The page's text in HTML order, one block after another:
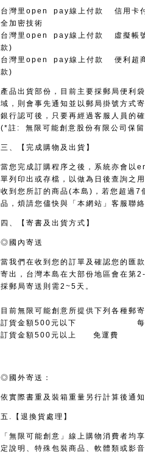
台灣里open pay線上付款 信用卡
全加密技術
台灣里open pay線上付款 虛擬帳
款)
台灣里open pay線上付款 便利超
款)
產品出貨部份，目前主要採郵局便利
域，則會事先通知並以郵局掛號方式
銀行認可後，只要再經過客服人員的
(*註: 無限可能創意股份有限公司保
三、【完成購物及出貨】
當您完成訂購程序之後，系統亦會以
單列印出或存檔，以做為日後查詢之
收到您所訂的商品(本島)，若您超過
品，煩請您儘快與「本網站」客服聯
四、【寄書及出貨方式】
◎國內寄送
當我們在收到您的訂單及確認您的匯
寄出，台灣本島在大部份地區會在第
採郵局寄送則需2~5天。
目前無限可能創意所提供下列各種郵
訂貨金額500元以下 每筆
訂貨金額500元以上 免運費
◎國外寄送：
依實際書重及裝箱重量另行計算後通
五.【退換貨處理】
「無限可能創意」線上購物消費者均
定說明、特殊包裝商品、軟體類或影